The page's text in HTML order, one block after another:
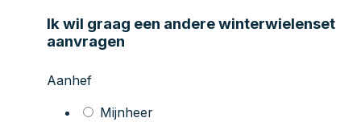
Ik wil graag een andere winterwielenset
aanvragen
Aanhef
Mijnheer